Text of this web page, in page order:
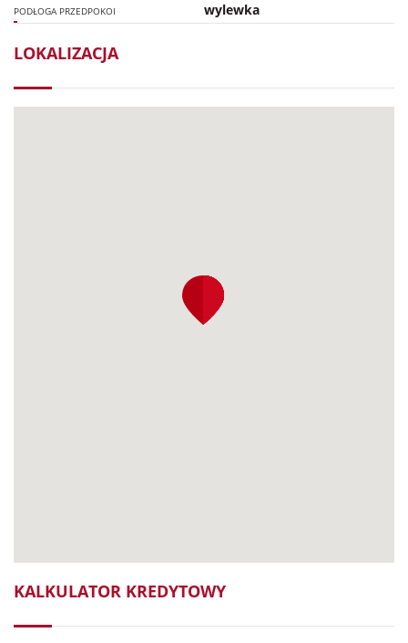
PODŁOGA PRZEDPOKOI wylewka
LOKALIZACJA
KALKULATOR KREDYTOWY